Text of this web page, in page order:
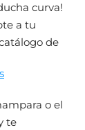
curva!
a tu
de
o el
te